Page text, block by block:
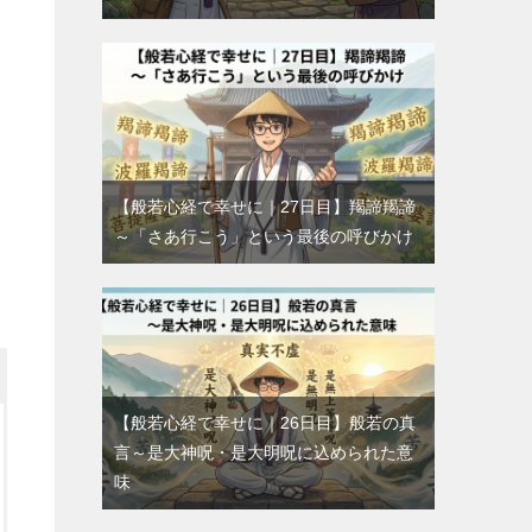
【般若心経で幸せに｜27日目】羯諦羯諦
～「さあ行こう」という最後の呼びかけ
【般若心経で幸せに｜26日目】般若の真
言～是大神呪・是大明呪に込められた意
味